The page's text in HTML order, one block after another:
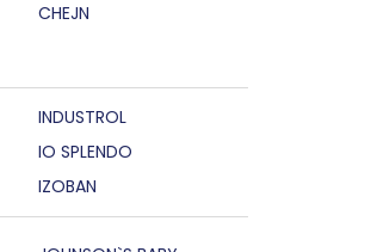
CHEJN
INDUSTROL
IO SPLENDO
IZOBAN